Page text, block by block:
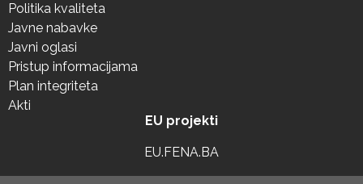
Politika kvaliteta
Javne nabavke
Javni oglasi
Pristup informacijama
Plan integriteta
Akti
EU projekti
EU.FENA.BA